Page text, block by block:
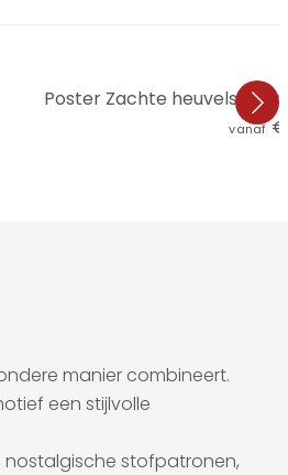
Poster Zachte heuvels in
vanaf €
manier combineert.
een stijlvolle
stofpatronen,